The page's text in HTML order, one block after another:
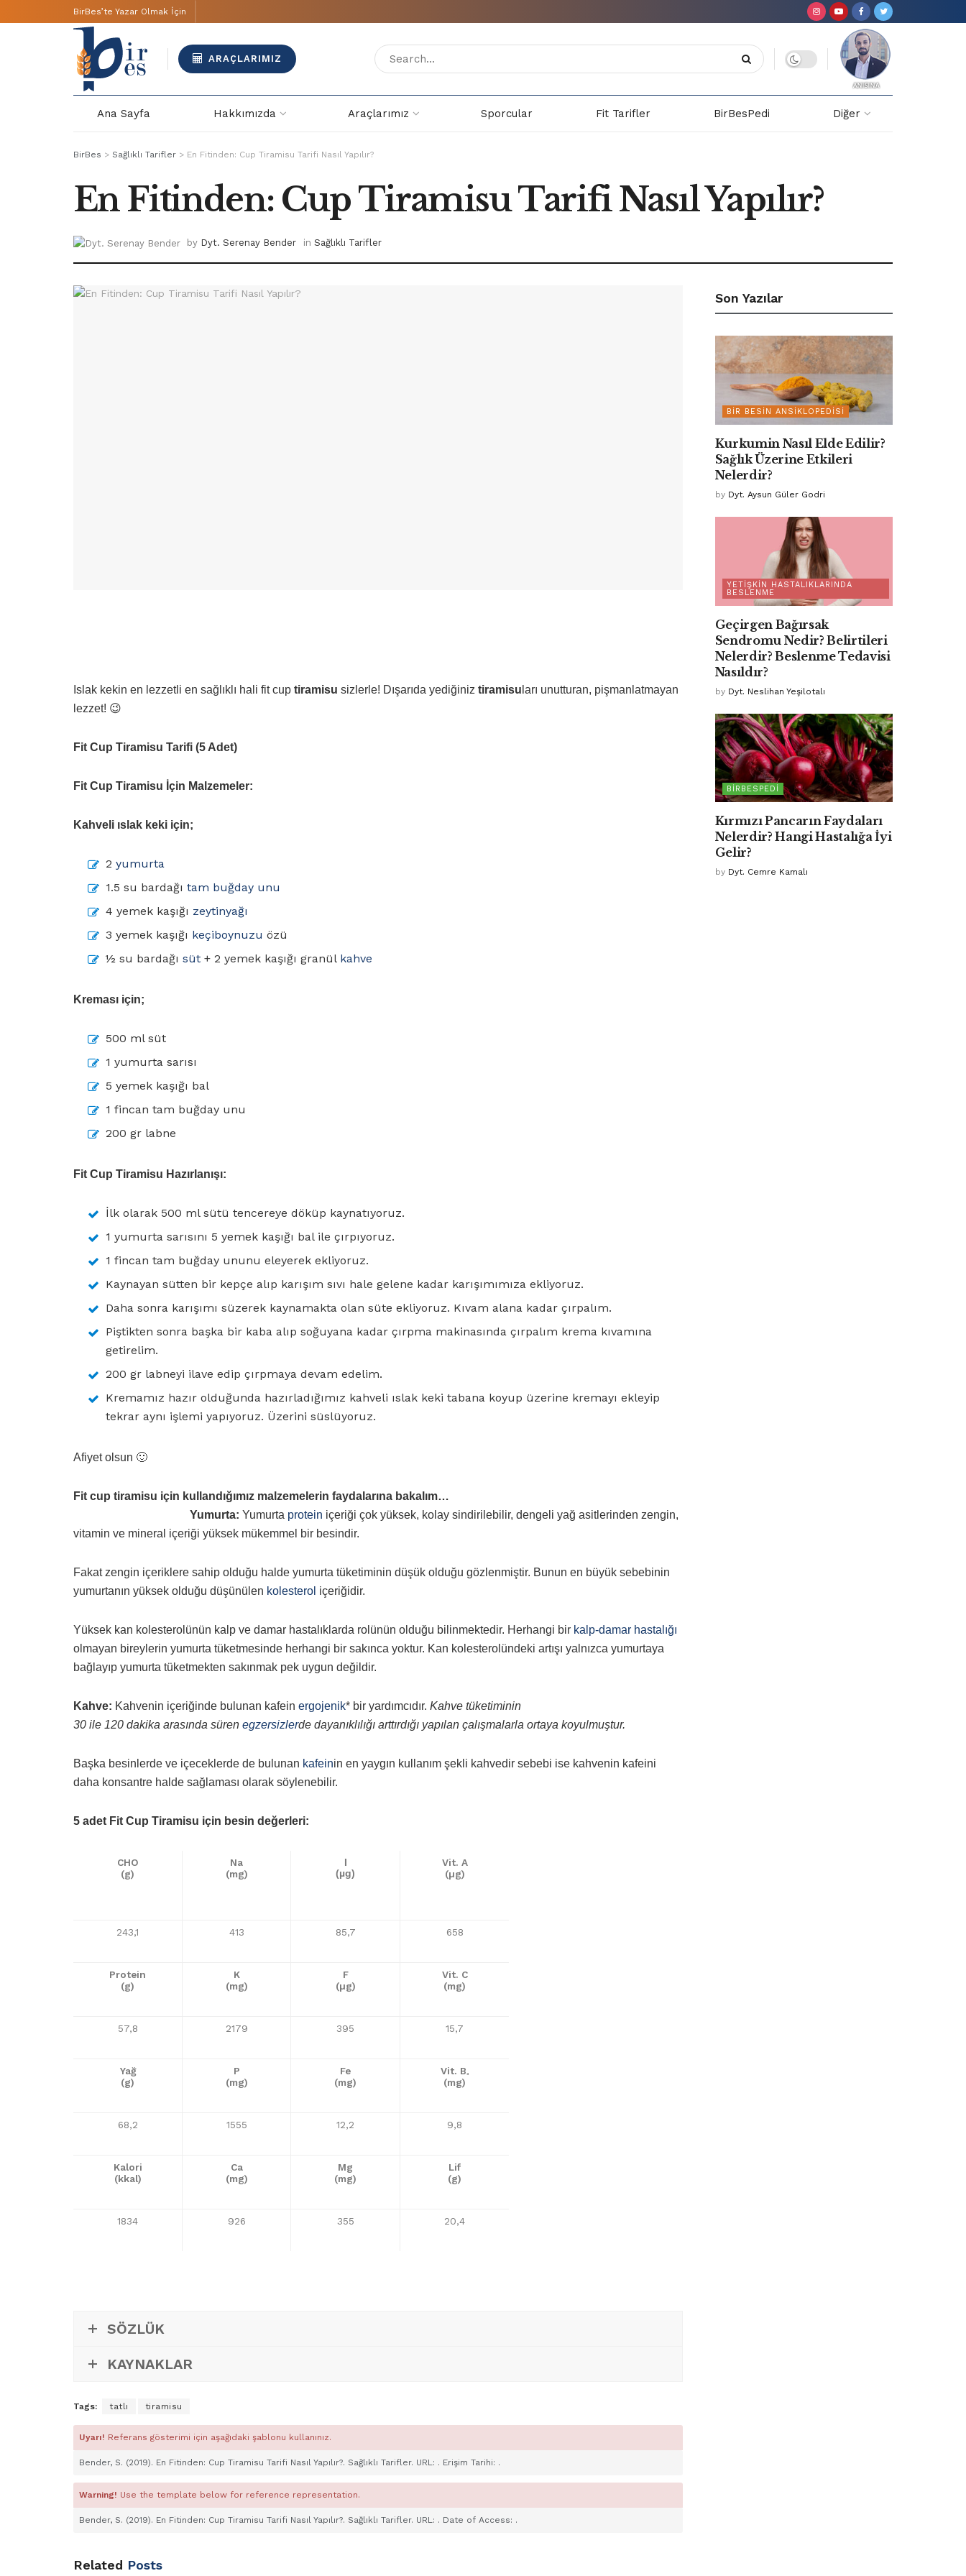
BirBes’te Yazar Olmak İçin
ARAÇLARIMIZ
Ana Sayfa Hakkımızda Araçlarımız Sporcular Fit Tarifler BirBesPedi Diğer
BirBes > Sağlıklı Tarifler > En Fitinden: Cup Tiramisu Tarifi Nasıl Yapılır?
En Fitinden: Cup Tiramisu Tarifi Nasıl Yapılır?
by Dyt. Serenay Bender in Sağlıklı Tarifler
Islak kekin en lezzetli en sağlıklı hali fit cup tiramisu sizlerle! Dışarıda yediğiniz tiramisu ları unutturan, pişmanlatmayan
lezzet! 😉
Fit Cup Tiramisu Tarifi (5 Adet)
Fit Cup Tiramisu İçin Malzemeler:
Kahveli ıslak keki için;
2 yumurta
1.5 su bardağı tam buğday unu
4 yemek kaşığı zeytinyağı
3 yemek kaşığı keçiboynuzu özü
½ su bardağı süt + 2 yemek kaşığı granül kahve
Kreması için;
500 ml süt
1 yumurta sarısı
5 yemek kaşığı bal
1 fincan tam buğday unu
200 gr labne
Fit Cup Tiramisu Hazırlanışı:
İlk olarak 500 ml sütü tencereye döküp kaynatıyoruz.
1 yumurta sarısını 5 yemek kaşığı bal ile çırpıyoruz.
1 fincan tam buğday ununu eleyerek ekliyoruz.
Kaynayan sütten bir kepçe alıp karışım sıvı hale gelene kadar karışımımıza ekliyoruz.
Daha sonra karışımı süzerek kaynamakta olan süte ekliyoruz. Kıvam alana kadar çırpalım.
Piştikten sonra başka bir kaba alıp soğuyana kadar çırpma makinasında çırpalım krema kıvamına
getirelim.
200 gr labneyi ilave edip çırpmaya devam edelim.
Kremamız hazır olduğunda hazırladığımız kahveli ıslak keki tabana koyup üzerine kremayı ekleyip
tekrar aynı işlemi yapıyoruz. Üzerini süslüyoruz.
Afiyet olsun 🙂
Fit cup tiramisu için kullandığımız malzemelerin faydalarına bakalım…
Yumurta: Yumurta protein içeriği çok yüksek, kolay sindirilebilir, dengeli yağ asitlerinden zengin,
vitamin ve mineral içeriği yüksek mükemmel bir besindir.
Fakat zengin içeriklere sahip olduğu halde yumurta tüketiminin düşük olduğu gözlenmiştir. Bunun en büyük sebebinin
yumurtanın yüksek olduğu düşünülen kolesterol içeriğidir.
Yüksek kan kolesterolünün kalp ve damar hastalıklarda rolünün olduğu bilinmektedir. Herhangi bir kalp-damar hastalığı
olmayan bireylerin yumurta tüketmesinde herhangi bir sakınca yoktur. Kan kolesterolündeki artışı yalnızca yumurtaya
bağlayıp yumurta tüketmekten sakınmak pek uygun değildir.
Kahve: Kahvenin içeriğinde bulunan kafein ergojenik* bir yardımcıdır. Kahve tüketiminin
30 ile 120 dakika arasında süren egzersizlerde dayanıklılığı arttırdığı yapılan çalışmalarla ortaya koyulmuştur.
Başka besinlerde ve içeceklerde de bulunan kafeinin en yaygın kullanım şekli kahvedir sebebi ise kahvenin kafeini
daha konsantre halde sağlaması olarak söylenebilir.
5 adet Fit Cup Tiramisu için besin değerleri:
CHO
(g)
Na
(mg)
(µg)
Vit. A
(µg)
243,1 413 85,7 658
Protein
(g)
K
(mg)
F
(µg)
Vit. C
(mg)
57,8 2179 395 15,7
Yağ
(g)
P
(mg)
Fe
(mg)
Vit. B³
(mg)
68,2 1555 12,2 9,8
Kalori
(kkal)
Ca
(mg)
Mg
(mg)
Lif
(g)
1834 926 355 20,4
SÖZLÜK
KAYNAKLAR
Tags: tatlı tiramisu
Uyarı! Referans gösterimi için aşağıdaki şablonu kullanınız.
Bender, S. (2019). En Fitinden: Cup Tiramisu Tarifi Nasıl Yapılır?. Sağlıklı Tarifler. URL: . Erişim Tarihi: .
Warning! Use the template below for reference representation.
Bender, S. (2019). En Fitinden: Cup Tiramisu Tarifi Nasıl Yapılır?. Sağlıklı Tarifler. URL: . Date of Access: .
Related Posts
Son Yazılar
BIR BESIN ANSIKLOPEDISI
Kurkumin Nasıl Elde Edilir?
Sağlık Üzerine Etkileri
Nelerdir?
by Dyt. Aysun Güler Godri
YETIŞKIN HASTALIKLARINDA
BESLENME
Geçirgen Bağırsak
Sendromu Nedir? Belirtileri
Nelerdir? Beslenme Tedavisi
Nasıldır?
by Dyt. Neslihan Yeşilotalı
BIRBESPEDI
Kırmızı Pancarın Faydaları
Nelerdir? Hangi Hastalığa İyi
Gelir?
by Dyt. Cemre Kamalı